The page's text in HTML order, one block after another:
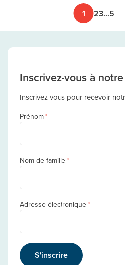
1 23...5
Inscrivez-vous à
Inscrivez-vous pour recevoir
Prénom*
Nom de famille*
Adresse électronique*
S'inscrire